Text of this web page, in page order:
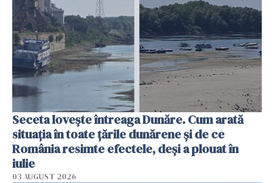
Seceta lovește întreaga Dunăre. Cum arată
situația în toate țările dunărene și de ce
România resimte efectele, deși a plouat în
iulie
03 AUGUST 2026